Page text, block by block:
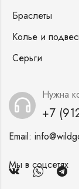
Браслеты
Колье и
Серьги
Нужна
+7
Email:
Мы в соцсетях